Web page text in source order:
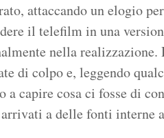
attaccando un elogio
il telefilm in una
nella
di colpo e, leggendo
a capire cosa ci fosse di
a delle fonti interne